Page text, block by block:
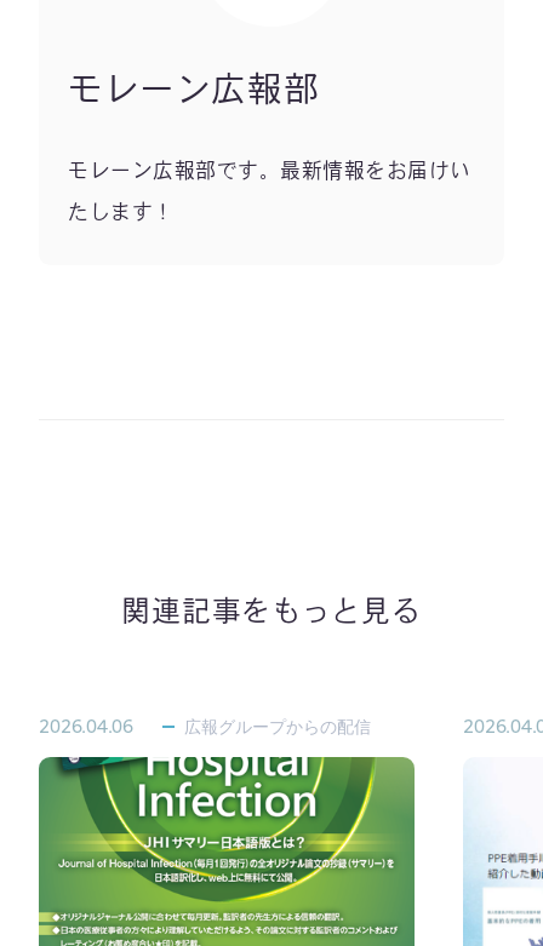
モレーン広報部
モレーン広報部です。最新情報をお届けい
たします！
関連記事をもっと見る
2026.04.06 広報グループからの配信